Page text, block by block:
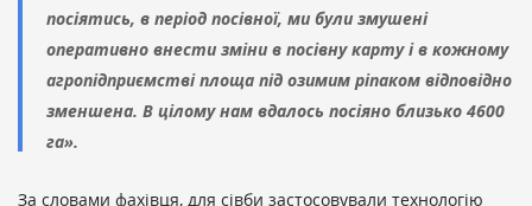
посіятись, в період посівної, ми були змушені
оперативно внести зміни в посівну карту і в кожному
агропідприємстві площа під озимим ріпаком відповідно
зменшена. В цілому нам вдалось посіяно близько 4600
га».
За словами фахівця, для сівби застосовували технологію